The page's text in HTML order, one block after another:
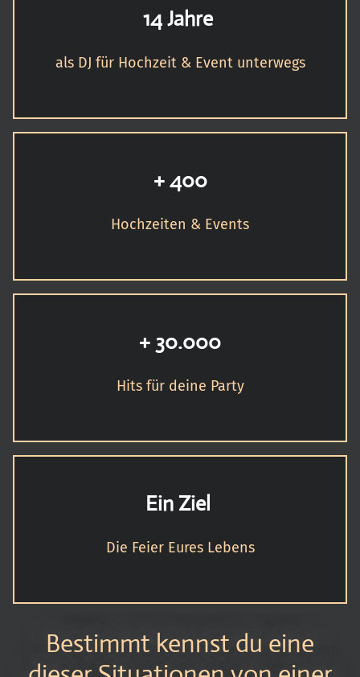
14 Jahre
als DJ für Hochzeit & Event unterwegs
+ 400
Hochzeiten & Events
+ 30.000
Hits für deine Party
Ein Ziel
Die Feier Eures Lebens
Bestimmt kennst du eine